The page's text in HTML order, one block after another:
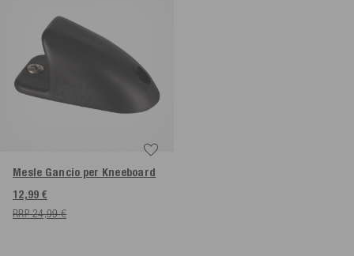
Mesle Gancio per Kneeboard
12,99 €
RRP 24,99 €